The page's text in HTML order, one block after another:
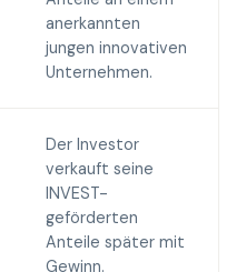
anerkannten
jungen innovativen
Unternehmen.
Der Investor
verkauft seine
INVEST-
geförderten
Anteile später mit
Gewinn.